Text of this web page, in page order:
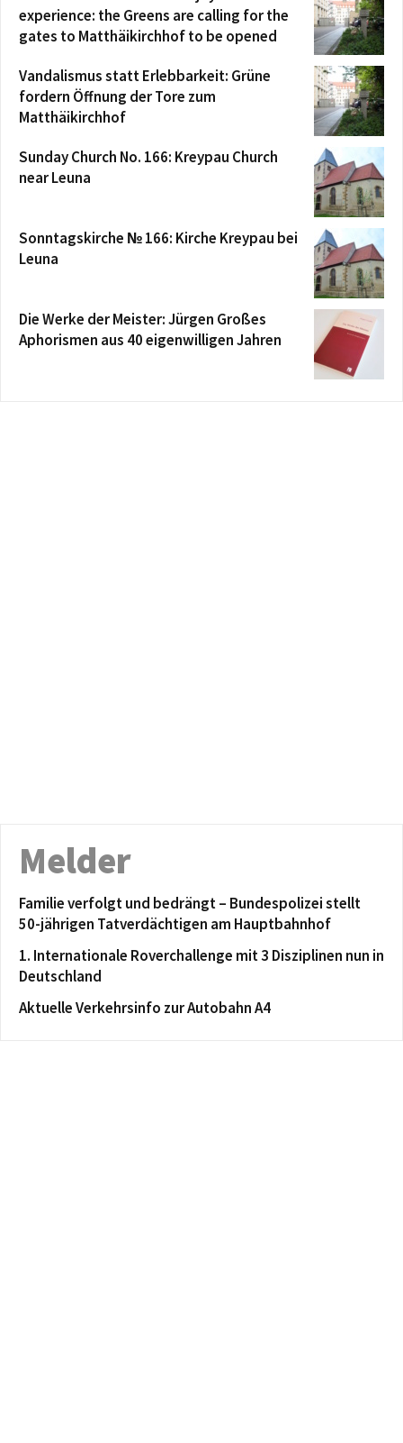
experience: the Greens are calling for the
gates to Matthäikirchhof to be opened
Vandalismus statt Erlebbarkeit: Grüne
fordern Öffnung der Tore zum
Matthäikirchhof
Sunday Church No. 166: Kreypau Church
near Leuna
Sonntagskirche № 166: Kirche Kreypau bei
Leuna
Die Werke der Meister: Jürgen Großes
Aphorismen aus 40 eigenwilligen Jahren
Melder
Familie verfolgt und bedrängt – Bundespolizei stellt
50-jährigen Tatverdächtigen am Hauptbahnhof
1. Internationale Roverchallenge mit 3 Disziplinen nun in
Deutschland
Aktuelle Verkehrsinfo zur Autobahn A4